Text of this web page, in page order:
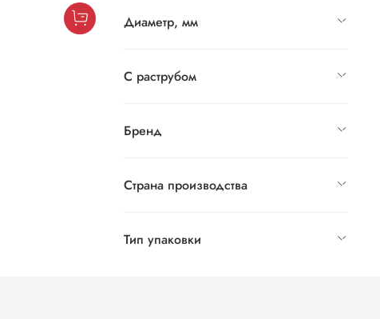
Диаметр, мм
С раструбом
Бренд
Страна производства
Тип упаковки